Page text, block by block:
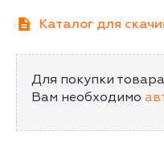
Каталог для
Для покупки
Вам необходимо